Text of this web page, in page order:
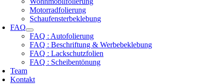
Motorradfolierung
Schaufensterbeklebung
FAQ
FAQ : Autofolierung
FAQ : Beschriftung & Werbebeklebung
FAQ : Lackschutzfolien
FAQ : Scheibentönung
Team
Kontakt